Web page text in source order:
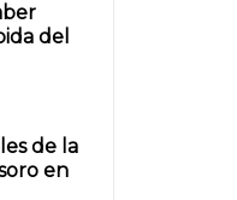
del
de la
en